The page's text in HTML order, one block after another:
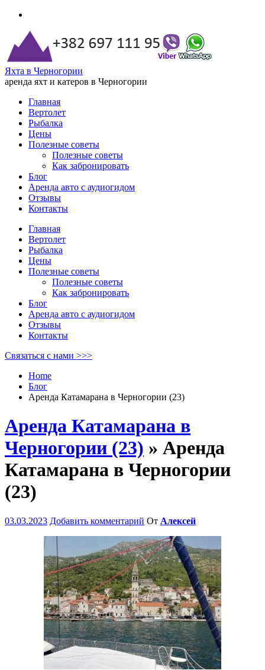
Яхта в Черногории
аренда яхт и катеров в Черногории
Главная
Вертолет
Рыбалка
Цены
Полезные советы
Полезные советы
Как забронировать
Блог
Аренда авто с аудиогидом
Отзывы
Контакты
Главная
Вертолет
Рыбалка
Цены
Полезные советы
Полезные советы
Как забронировать
Блог
Аренда авто с аудиогидом
Отзывы
Контакты
Связаться с нами >>>
Home
Блог
Аренда Катамарана в Черногории (23)
Аренда Катамарана в
Черногории (23) » Аренда
Катамарана в Черногории
(23)
03.03.2023 Добавить комментарий От Алексей